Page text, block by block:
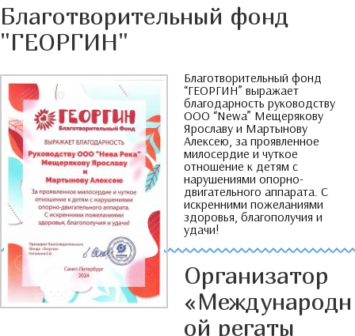
Благотворительный фонд
"ГЕОРГИН"
Благотворительный фонд
“ГЕОРГИН” выражает
благодарность руководству
ООО “Newa” Мещерякову
Ярославу и Мартынову
Алексею, за проявленное
милосердие и чуткое
отношение к детям с
нарушениями опорно-
двигательного аппарата. С
искренними пожеланиями
здоровья, благополучия и
удачи!
Организатор
«Международн
ой регаты